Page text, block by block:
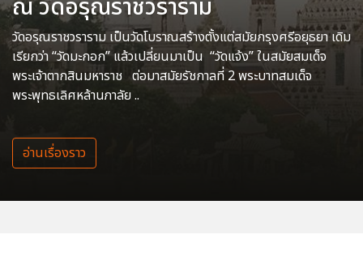
ณ วัดอรุณราชวราราม
วัดอรุณราชวราราม เป็นวัดโบราณสร้างตั้งแต่สมัยกรุงศรีอยุธยา เดิม
เรียกว่า “วัดมะกอก” แล้วเปลี่ยนมาเป็น “วัดแจ้ง” ในสมัยสมเด็จ
พระเจ้าตากสินมหาราช ต่อมาสมัยรัชกาลที่ 2 พระบาทสมเด็จ
พระพุทธเลิศหล้านภาลัย ..
อ่านเรื่องราว